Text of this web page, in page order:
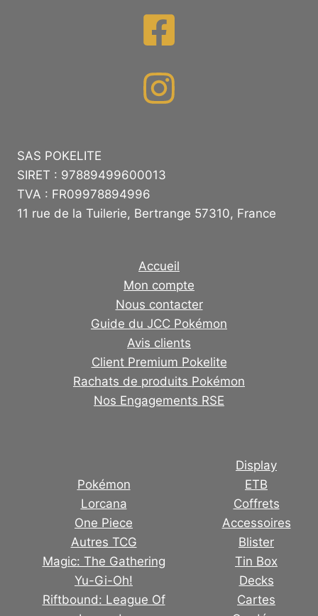
SAS POKELITE
SIRET : 97889499600013
TVA : FR09978894996
11 rue de la Tuilerie, Bertrange 57310, France
Accueil
Mon compte
Nous contacter
Guide du JCC Pokémon
Avis clients
Client Premium Pokelite
Rachats de produits Pokémon
Nos Engagements RSE
Pokémon
Lorcana
One Piece
Autres TCG
Magic: The Gathering
Yu-Gi-Oh!
Riftbound: League Of
Display
ETB
Coffrets
Accessoires
Blister
Tin Box
Decks
Cartes